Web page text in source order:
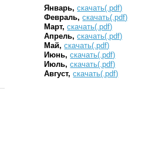
Январь,скачать(.pdf)
Февраль,скачать(.pdf)
Март,скачать(.pdf)
Апрель,скачать(.pdf)
Май,скачать(.pdf)
Июнь,скачать(.pdf)
Июль,скачать(.pdf)
Август,скачать(.pdf)